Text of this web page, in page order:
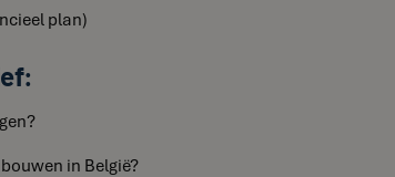
plan)
in België?